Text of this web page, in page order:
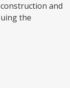
and
the